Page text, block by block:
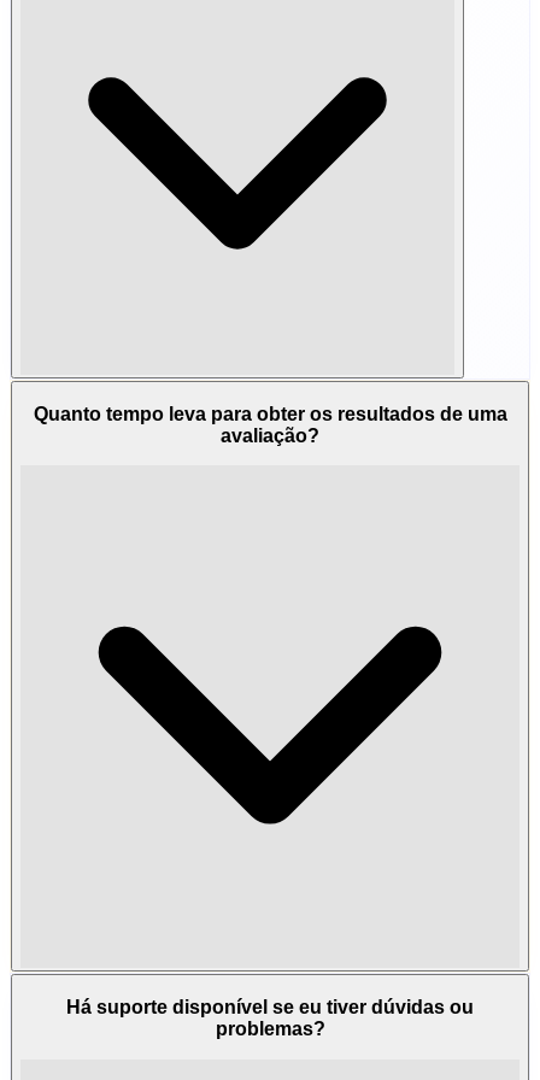
Quanto tempo leva para obter os resultados de uma
avaliação?
Há suporte disponível se eu tiver dúvidas ou
problemas?